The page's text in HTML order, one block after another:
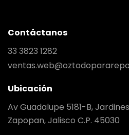
Contáctanos
33 3823 1282
Ubicación
Av Guadalupe 5181-B,
Zapopan, Jalisco C.P. 45030